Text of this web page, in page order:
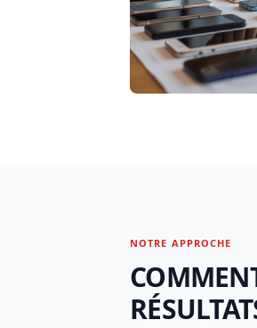
NOTRE APPROCHE